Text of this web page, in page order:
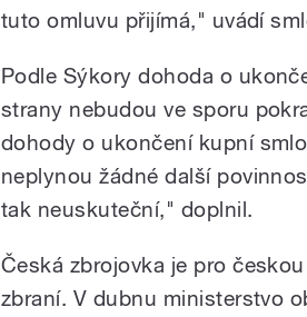
tuto omluvu přijímá," uvádí
Podle Sýkory dohoda o
strany nebudou ve sporu
dohody o ukončení kupní
neplynou žádné další
tak neuskuteční," doplnil.
Česká zbrojovka je pro
zbraní. V dubnu ministerstvo